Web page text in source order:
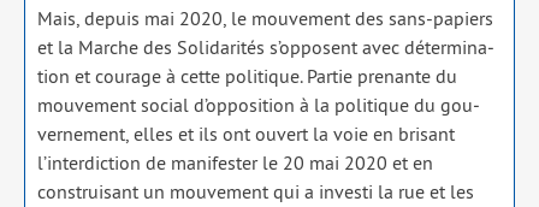
Mais, depuis mai 2020, le mou­ve­ment des sans-papiers
et la Marche des Solidarités s’opposent avec déter­mi­na­
tion et cou­rage à cette poli­tique. Partie pre­nante du
mou­ve­ment social d’opposition à la poli­tique du gou­
ver­ne­ment, elles et ils ont ouvert la voie en bri­sant
l’interdiction de mani­fes­ter le 20 mai 2020 et en
construi­sant un mou­ve­ment qui a inves­ti la rue et les